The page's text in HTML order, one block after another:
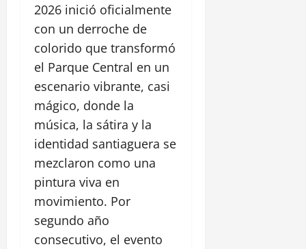
2026 inició oficialmente
con un derroche de
colorido que transformó
el Parque Central en un
escenario vibrante, casi
mágico, donde la
música, la sátira y la
identidad santiaguera se
mezclaron como una
pintura viva en
movimiento. Por
segundo año
consecutivo, el evento